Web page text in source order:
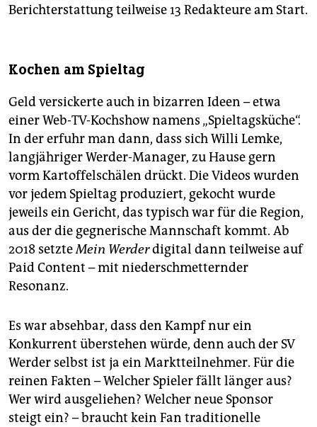
Berichterstattung teilweise 13 Redakteure am Start.
Kochen am Spieltag
Geld versickerte auch in bizarren Ideen – etwa
einer Web-TV-Kochshow namens „Spieltagsküche“.
In der erfuhr man dann, dass sich Willi Lemke,
langjähriger Werder-Manager, zu Hause gern
vorm Kartoffelschälen drückt. Die Videos wurden
vor jedem Spieltag produziert, gekocht wurde
jeweils ein Gericht, das typisch war für die Region,
aus der die gegnerische Mannschaft kommt. Ab
2018 setzteMein Werderdigital dann teilweise auf
Paid Content – mit niederschmetternder
Resonanz.
Es war absehbar, dass den Kampf nur ein
Konkurrent überstehen würde, denn auch der SV
Werder selbst ist ja ein Marktteilnehmer. Für die
reinen Fakten – Welcher Spieler fällt länger aus?
Wer wird ausgeliehen? Welcher neue Sponsor
steigt ein? – braucht kein Fan traditionelle